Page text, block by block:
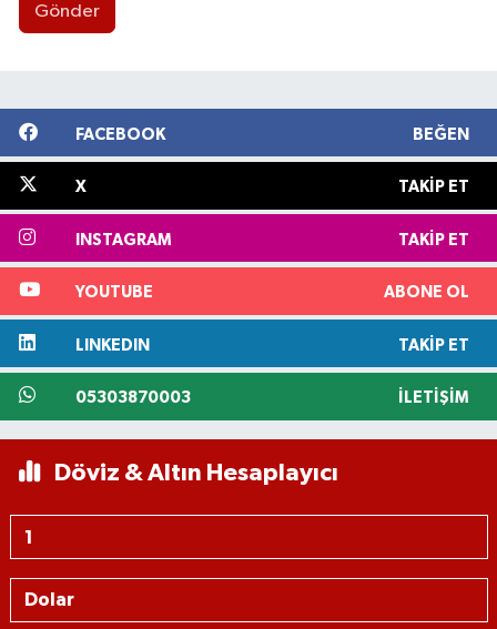
Gönder
FACEBOOK BEĞEN
X TAKIP ET
INSTAGRAM TAKIP ET
YOUTUBE ABONE OL
LINKEDIN TAKIP ET
05303870003 İLETIŞIM
Döviz & Altın Hesaplayıcı